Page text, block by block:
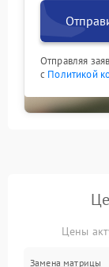
Отправляя
с Политикой
Цены
Замена матрицы